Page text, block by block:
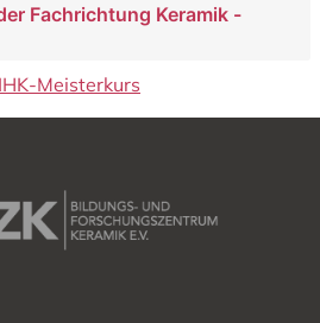
Fachrichtung Keramik -
Meisterkurs